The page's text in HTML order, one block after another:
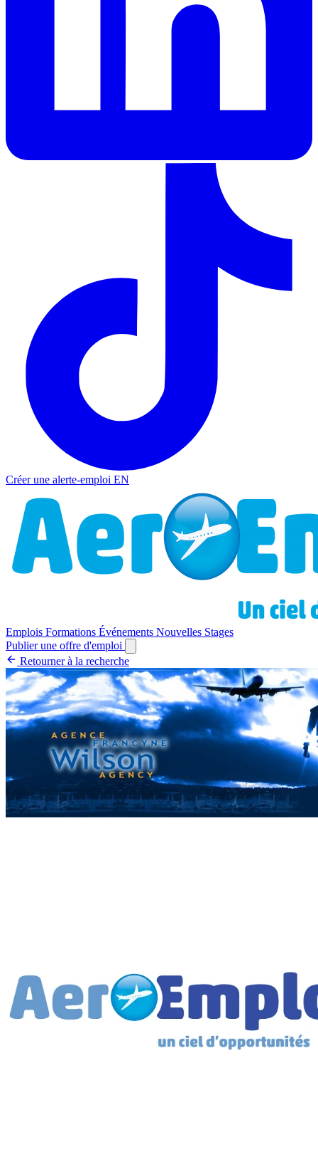
Créer une alerte-emploi EN
Emplois Formations Événements Nouvelles Stages
Publier une offre d'emploi
Retourner à la recherche